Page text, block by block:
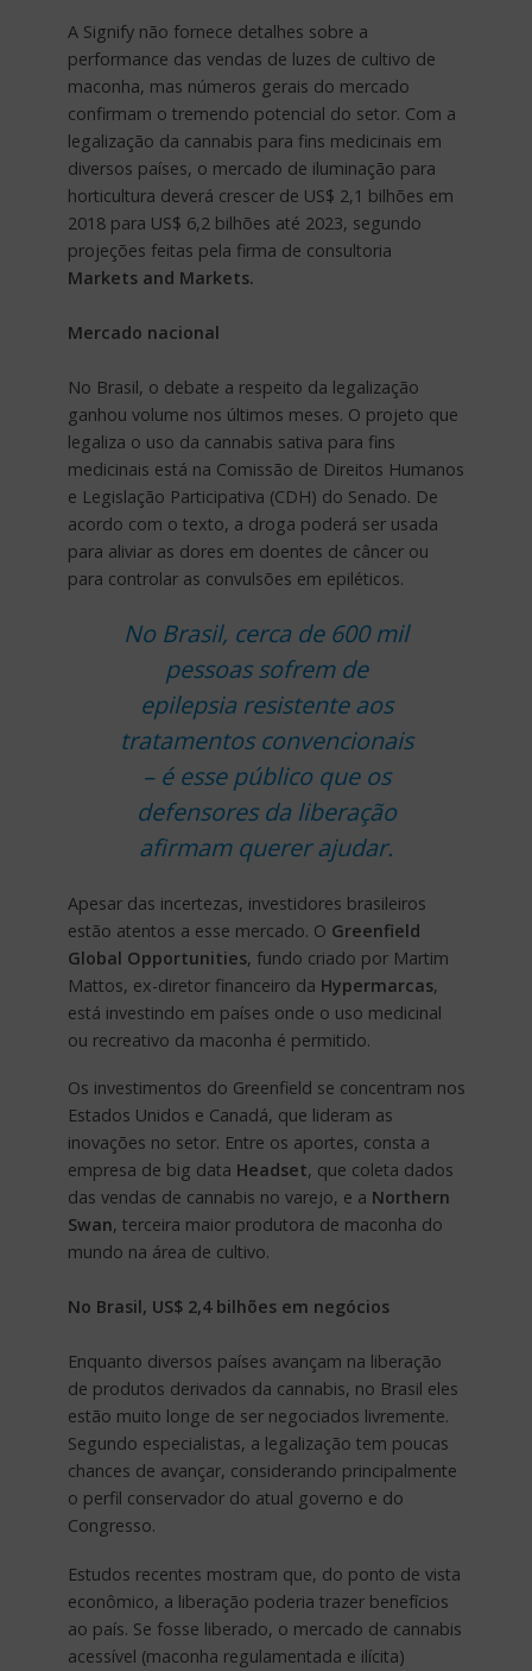
A Signify não fornece detalhes sobre a
performance das vendas de luzes de cultivo de
maconha, mas números gerais do mercado
confirmam o tremendo potencial do setor. Com a
legalização da cannabis para fins medicinais em
diversos países, o mercado de iluminação para
horticultura deverá crescer de US$ 2,1 bilhões em
2018 para US$ 6,2 bilhões até 2023, segundo
projeções feitas pela firma de consultoria
Markets and Markets.
Mercado nacional
No Brasil, o debate a respeito da legalização
ganhou volume nos últimos meses. O projeto que
legaliza o uso da cannabis sativa para fins
medicinais está na Comissão de Direitos Humanos
e Legislação Participativa (CDH) do Senado. De
acordo com o texto, a droga poderá ser usada
para aliviar as dores em doentes de câncer ou
para controlar as convulsões em epiléticos.
No Brasil, cerca de 600 mil
pessoas sofrem de
epilepsia resistente aos
tratamentos convencionais
– é esse público que os
defensores da liberação
afirmam querer ajudar.
Apesar das incertezas, investidores brasileiros
estão atentos a esse mercado. O Greenfield
Global Opportunities, fundo criado por Martim
Mattos, ex-diretor financeiro da Hypermarcas,
está investindo em países onde o uso medicinal
ou recreativo da maconha é permitido.
Os investimentos do Greenfield se concentram nos
Estados Unidos e Canadá, que lideram as
inovações no setor. Entre os aportes, consta a
empresa de big data Headset, que coleta dados
das vendas de cannabis no varejo, e a Northern
Swan, terceira maior produtora de maconha do
mundo na área de cultivo.
No Brasil, US$ 2,4 bilhões em negócios
Enquanto diversos países avançam na liberação
de produtos derivados da cannabis, no Brasil eles
estão muito longe de ser negociados livremente.
Segundo especialistas, a legalização tem poucas
chances de avançar, considerando principalmente
o perfil conservador do atual governo e do
Congresso.
Estudos recentes mostram que, do ponto de vista
econômico, a liberação poderia trazer benefícios
ao país. Se fosse liberado, o mercado de cannabis
acessível (maconha regulamentada e ilícita)